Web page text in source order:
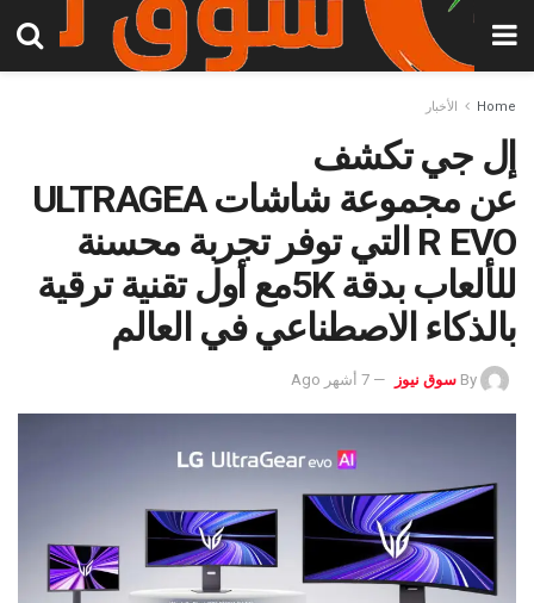
Home الأخبار
إل جي تكشف
عن مجموعة شاشات ULTRAGEA
R EVO التي توفر تجربة محسنة
للألعاب بدقة 5Kمع أول تقنية ترقية
بالذكاء الاصطناعي في العالم
By سوق نيوز 7 أشهر Ago